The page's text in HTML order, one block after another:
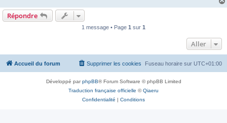
Répondre
1 message • Page 1 sur 1
Aller
Accueil du forum Fuseau horaire sur UTC+01:00
Supprimer les cookies
Développé parphpBB® Forum Software © phpBB Limited
Traduction française officielle ©Qiaeru
Confidentialité | Conditions